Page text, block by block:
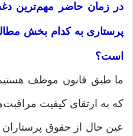
در زمان حاضر مهم‌ترین
پرستاری به کدام بخش
است؟
ما طبق قانون موظف هستیم
که به ارتقای کیفیت
عین حال از حقوق